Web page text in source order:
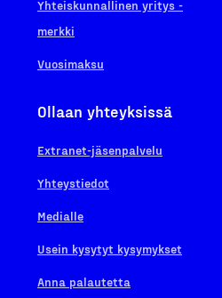
Yhteiskunnallinen yritys -
merkki
Vuosimaksu
Ollaan yhteyksissä
Extranet-jäsenpalvelu
Yhteystiedot
Medialle
Usein kysytyt kysymykset
Anna palautetta